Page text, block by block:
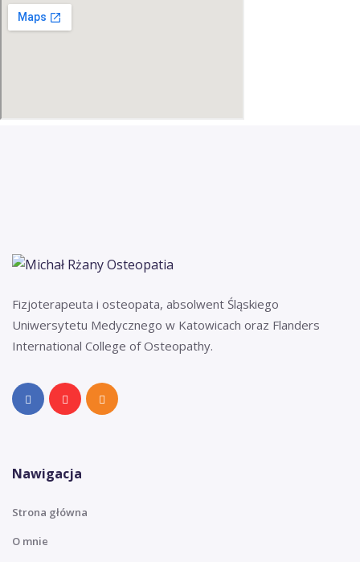
Fizjoterapeuta i osteopata, absolwent Śląskiego
Uniwersytetu Medycznego w Katowicach oraz Flanders
International College of Osteopathy.
Nawigacja
Strona główna
O mnie